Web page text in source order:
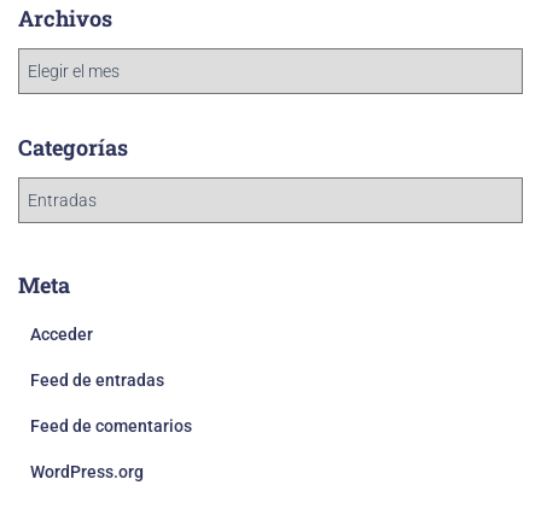
Archivos
Categorías
Meta
Acceder
Feed de entradas
Feed de comentarios
WordPress.org